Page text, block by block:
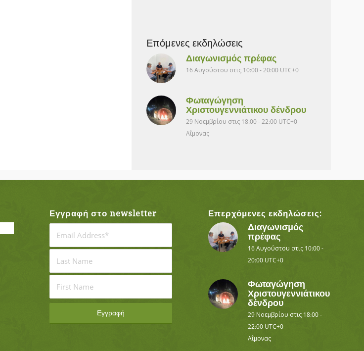
Επόμενες εκδηλώσεις
Διαγωνισμός πρέφας
16 Αυγούστου στις 10:00-20:00 UTC+0
Φωταγώγηση
Χριστουγεννιάτικου δένδρου
29 Νοεμβρίου στις 18:00-22:00 UTC+0
Αΐμονας
Εγγραφή στο newsletter Επερχόμενες εκδηλώσεις:
Διαγωνισμός
πρέφας
16 Αυγούστου στις 10:00-
20:00 UTC+0
Φωταγώγηση
Χριστουγεννιάτικου
δένδρου
29 Νοεμβρίου στις 18:00-
22:00 UTC+0
Αΐμονας